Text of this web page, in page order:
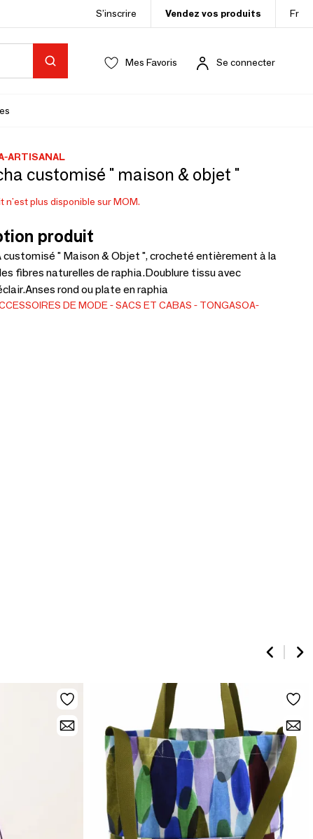
S’inscrire Vendez vos produits Fr
Mes Favoris Se connecter
ARTISANAL
customisé " maison & objet "
n'est plus disponible sur MOM.
produit
customisé " Maison & Objet ", crocheté entièrement à la
fibres naturelles de raphia.Doublure tissu avec
rond ou plate en raphia
DE MODE SACS ET CABAS
TONGASOA-